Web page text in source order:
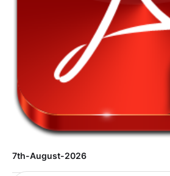
7th-August-2026